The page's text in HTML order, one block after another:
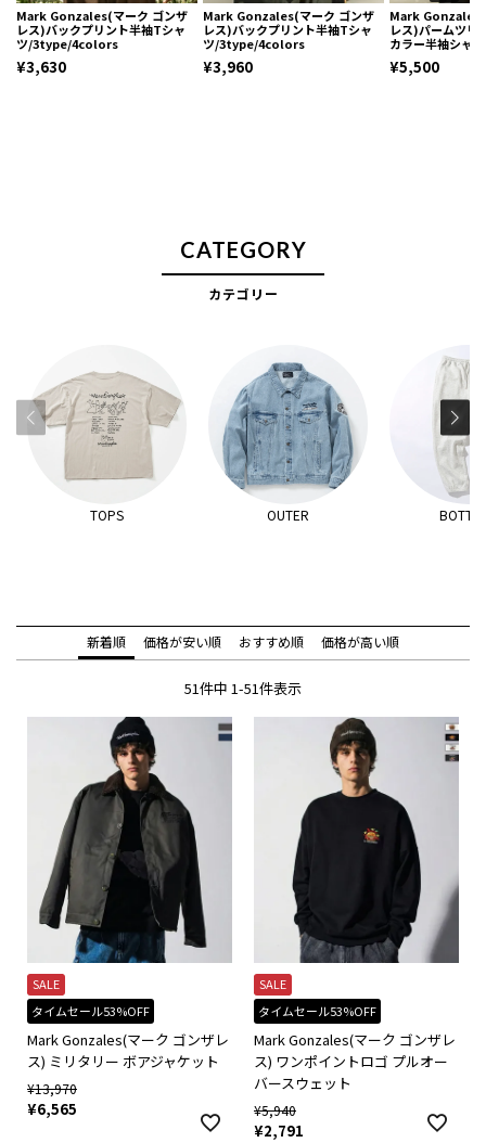
Mark Gonzales(マーク ゴンザ
レス)バックプリント半袖Tシャ
ツ/3type/4colors
¥3,630
Mark Gonzales(マーク ゴンザ
レス)バックプリント半袖Tシャ
ツ/3type/4colors
¥3,960
Mark Gonzales(
レス)パームツリ
カラー半袖シャツ
¥5,500
CATEGORY
カテゴリー
TOPS OUTER
新着順 価格が安い順 おすすめ順 価格が高い順
51件中 1-51件表示
SALE
タイムセール53%OFF
Mark Gonzales(マーク ゴンザレ
ス) ミリタリー ボアジャケット
¥13,970
¥6,565
SALE
タイムセール53%OFF
Mark Gonzales(マーク ゴンザレ
ス) ワンポイントロゴ プルオー
バースウェット
¥5,940
¥2,791